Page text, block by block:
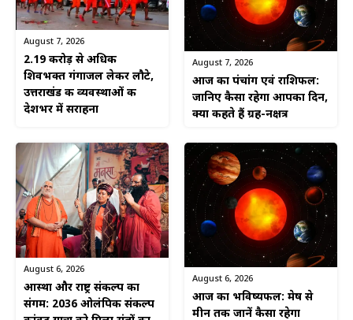
August 7, 2026
2.19 करोड़ से अधिक
शिवभक्त गंगाजल लेकर लौटे,
उत्तराखंड की व्यवस्थाओं की
देशभर में सराहना
August 7, 2026
आज का पंचांग एवं राशिफल:
जानिए कैसा रहेगा आपका दिन,
क्या कहते हैं ग्रह-नक्षत्र
August 6, 2026
आस्था और राष्ट्र संकल्प का
संगम: 2036 ओलंपिक संकल्प
August 6, 2026
आज का भविष्यफल: मेष से
मीन तक जानें कैसा रहेगा